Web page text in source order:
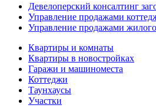
Девелоперский консалтинг
Управление продажами
Управление продажами
Квартиры и комнаты
Квартиры в новостройках
Гаражи и машиноместа
Коттеджи
Таунхаусы
Участки